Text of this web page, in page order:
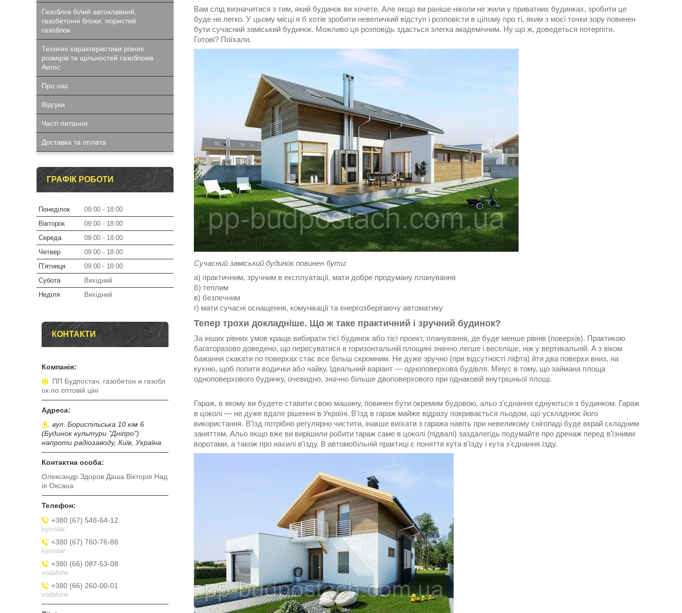
Вам слід визначитися з тим, який будинок ви хочете. Але якщо ви раніше ніколи не жили у приватних будинках, зробити це
буде не легко. У цьому місці я б хотів зробити невеличкий відступ і розповісти в цілому про ті, яким з моєї точки зору повинен
бути сучасний заміський будинок. Можливо ця розповідь здасться злегка академічним. Ну що ж, доведеться потерпіти.
Готові? Поїхали.
Сучасний заміський будинок повинен бути:
а) практичним, зручним в експлуатації, мати добре продуману планування
б) теплим
в) безпечним
г) мати сучасні оснащення, комунікації та енергозберігаючу автоматику
Тепер трохи докладніше. Що ж таке практичний і зручний будинок?
За інших рівних умов краще вибирати тієї будинок або тієї проект, планування, де буде менше рівнів (поверхів). Практикою
багаторазово доведено, що пересуватися в горизонтальній площині значно легше і веселіше, ніж у вертикальній. А з віком
бажання скакати по поверхах стає все більш скромним. Не дуже зручно (при відсутності ліфта) йти два поверхи вниз, на
кухню, щоб попити водички або чайку. Ідеальний варіант ― одноповерхова будівля. Мінус в тому, що займана площа
одноповерхового будинку, очевидно, значно більше двоповерхового при однаковій внутрішньої площі.
Гараж, в якому ви будете ставити свою машину, повинен бути окремим будовою, альо з'єднання єднуються з будинком. Гараж
в цоколі ― не дуже вдале рішення в Україні. В'їзд в гараж майже відразу покривається льодом, що ускладнює його
використання. В'їзд потрібно регулярно чистити, інакше виїхати з гаража навіть при невеликому снігопаді буде вкрай складним
заняттям. Альо якщо вже ви вирішили робити гараж саме в цоколі (підвалі) заздалегідь подумайте про дренаж перед в'їзними
воротами, а також про нахилі в'їзду. В автомобільній практиці є поняття кута в'їзду і кута з'єднання їзду.
Газоблок білий автоклавний,
газобетонні блоки, пористий
газоблок
Технічні характеристики різних
розмірів та щільностей газоблоків
Aeroc
Про нас
Відгуки
Часті питання
Доставка та оплата
ГРАФІК РОБОТИ
Понеділок 09:00
18:00
Вівторок
09:00
18:00
Середа
09:00
18:00
Четвер
09:00
18:00
Пʼятниця
09:00
18:00
Субота
Вихідний
Неділя
Вихідний
КОНТАКТИ
ПП Будпостач: газобетон и газобл
ок по оптовій ціні
вул. Бориспільська 10 кім 6
(Будинок культури "Дніпро")
напроти радіозаводу, Київ, Україна
Олександр Здоров Даша Вікторія Над
ія Оксана
+380 (67) 548-64-12
kyivstar
+380 (67) 760-76-88
kyivstar
+380 (66) 087-53-08
vodafone
+380 (66) 260-00-01
vodafone